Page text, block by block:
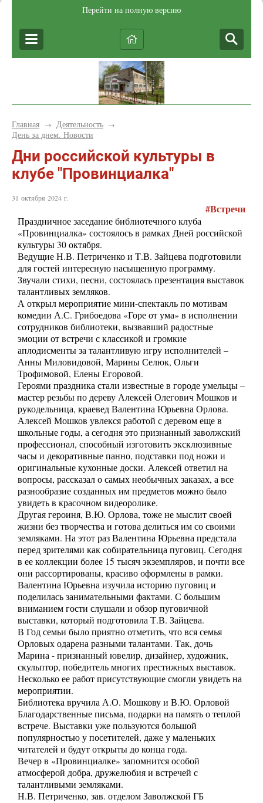
Перейти на полную версию
Главная → Деятельность →
День за днем. Новости
Дни российской культуры в
клубе "Провинциалка"
31 октября 2024 г.
#Встречи
Праздничное заседание библиотечного клуба
«Провинциалка» состоялось в рамках Дней российской
культуры 30 октября.
Ведущие Н.В. Петриченко и Т.В. Зайцева подготовили
для гостей интересную насыщенную программу.
Звучали стихи, песни, состоялась презентация выставок
талантливых земляков.
А открыл мероприятие мини-спектакль по мотивам
комедии А.С. Грибоедова «Горе от ума» в исполнении
сотрудников библиотеки, вызвавший радостные
эмоции от встречи с классикой и громкие
аплодисменты за талантливую игру исполнителей –
Анны Миловидовой, Марины Селюк, Ольги
Трофимовой, Елены Егоровой.
Героями праздника стали известные в городе умельцы –
мастер резьбы по дереву Алексей Олегович Мошков и
рукодельница, краевед Валентина Юрьевна Орлова.
Алексей Мошков увлекся работой с деревом еще в
школьные годы, а сегодня это признанный заволжский
профессионал, способный изготовить эксклюзивные
часы и декоративные панно, подставки под ножи и
оригинальные кухонные доски. Алексей ответил на
вопросы, рассказал о самых необычных заказах, а все
разнообразие созданных им предметов можно было
увидеть в красочном видеоролике.
Другая героиня, В.Ю. Орлова, тоже не мыслит своей
жизни без творчества и готова делиться им со своими
земляками. На этот раз Валентина Юрьевна предстала
перед зрителями как собирательница пуговиц. Сегодня
в ее коллекции более 15 тысяч экземпляров, и почти все
они рассортированы, красиво оформлены в рамки.
Валентина Юрьевна изучила историю пуговиц и
поделилась занимательными фактами. С большим
вниманием гости слушали и обзор пуговичной
выставки, который подготовила Т.В. Зайцева.
В Год семьи было приятно отметить, что вся семья
Орловых одарена разными талантами. Так, дочь
Марина - признанный ювелир, дизайнер, художник,
скульптор, победитель многих престижных выставок.
Несколько ее работ присутствующие смогли увидеть на
мероприятии.
Библиотека вручила А.О. Мошкову и В.Ю. Орловой
Благодарственные письма, подарки на память о теплой
встрече. Выставки уже пользуются большой
популярностью у посетителей, даже у маленьких
читателей и будут открыты до конца года.
Вечер в «Провинциалке» запомнится особой
атмосферой добра, дружелюбия и встречей с
талантливыми земляками.
Н.В. Петриченко, зав. отделом Заволжской ГБ